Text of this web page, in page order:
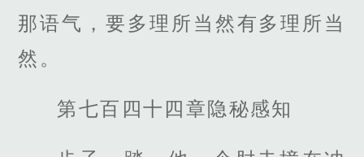
那语气，要多理所当然有多理所当
然。
第七百四十四章隐秘感知